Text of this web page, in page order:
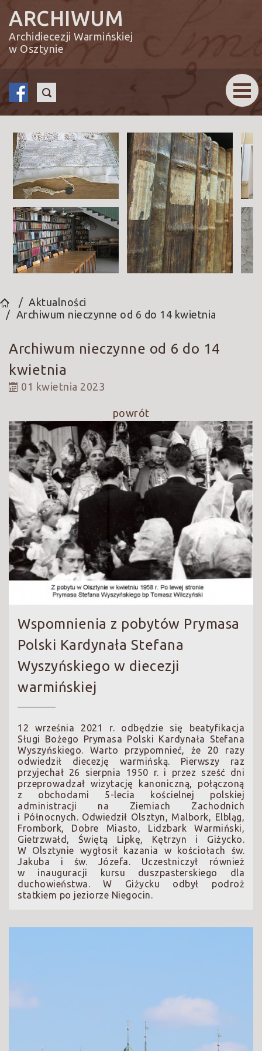
ARCHIWUM
Archidiecezji Warmińskiej
w Osztynie
Aktualności
Archiwum nieczynne od 6 do 14 kwietnia
Archiwum nieczynne od 6 do 14
kwietnia
01 kwietnia 2023
powrót
Wspomnienia z pobytów Prymasa
Polski Kardynała Stefana
Wyszyńskiego w diecezji
warmińskiej
12 września 2021 r. odbędzie się beatyfikacja
Sługi Bożego Prymasa Polski Kardynała Stefana
Wyszyńskiego. Warto przypomnieć, że 20 razy
odwiedził diecezję warmińską. Pierwszy raz
przyjechał 26 sierpnia 1950 r. i przez sześć dni
przeprowadzał wizytację kanoniczną, połączoną
z obchodami 5-lecia kościelnej polskiej
administracji na Ziemiach Zachodnich
i Północnych. Odwiedził Olsztyn, Malbork, Elbląg,
Frombork, Dobre Miasto, Lidzbark Warmiński,
Gietrzwałd, Świętą Lipkę, Kętrzyn i Giżycko.
W Olsztynie wygłosił kazania w kościołach św.
Jakuba i św. Józefa. Uczestniczył również
w inauguracji kursu duszpasterskiego dla
duchowieństwa. W Giżycku odbył podroż
statkiem po jeziorze Niegocin.